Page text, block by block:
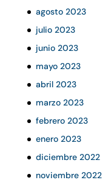
agosto 2023
julio 2023
junio 2023
mayo 2023
abril 2023
marzo 2023
febrero 2023
enero 2023
diciembre 2022
noviembre 2022